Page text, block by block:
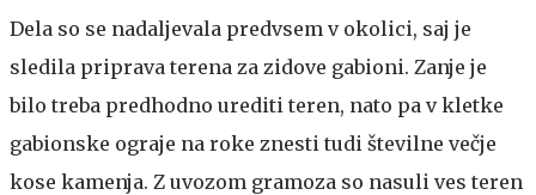
Dela so se nadaljevala predvsem v okolici, saj je
sledila priprava terena za zidove gabioni. Zanje je
bilo treba predhodno urediti teren, nato pa v kletke
gabionske ograje na roke znesti tudi številne večje
kose kamenja. Z uvozom gramoza so nasuli ves teren